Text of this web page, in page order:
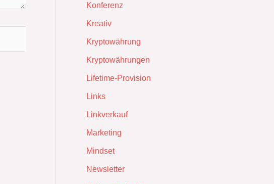
Konferenz
Kreativ
Kryptowährung
Kryptowährungen
Lifetime-Provision
Links
Linkverkauf
Marketing
Mindset
Newsletter